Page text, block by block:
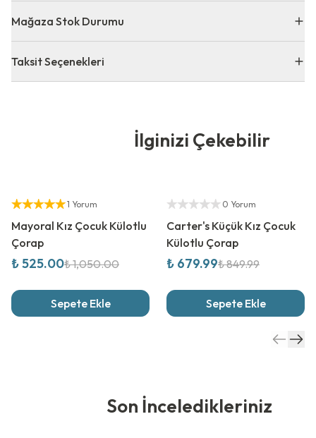
Mağaza Stok Durumu
Taksit Seçenekleri
İlginizi Çekebilir
Yetkili Satıcı
1 Yorum
Mayoral Kız Çocuk Külotlu
Çorap
₺ 525.00₺ 1,050.00
Sepete Ekle
Yetkili Satıcı
0 Yorum
Carter's Küçük Kız Çocuk
Külotlu Çorap
₺ 679.99₺ 849.99
Sepete Ekle
Son İnceledikleriniz